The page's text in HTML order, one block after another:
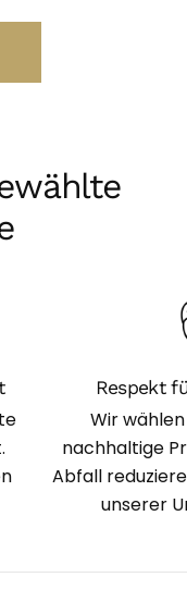
Respekt
Wir
nachhaltige
Abfall
unserer